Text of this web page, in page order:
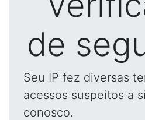
de
Seu IP fez diversas
acessos suspeitos a
conosco.